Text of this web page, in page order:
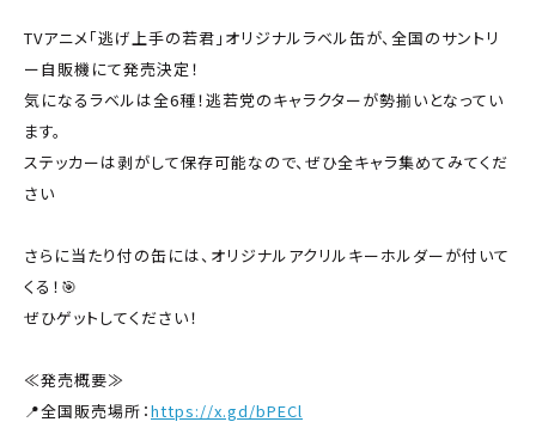
TVアニメ「逃げ上手の若君」オリジナルラベル缶が、全国のサントリ
ー自販機にて発売決定！
気になるラベルは全6種！逃若党のキャラクターが勢揃いとなってい
ます。
ステッカーは剥がして保存可能なので、ぜひ全キャラ集めてみてくだ
さい
さらに当たり付の缶には、オリジナルアクリルキーホルダーが付いて
くる！🎯
ぜひゲットしてください！
≪発売概要≫
📍全国販売場所：https://x.gd/bPECl